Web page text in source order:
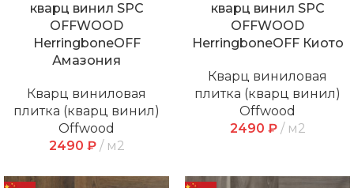
кварц винил SPC
OFFWOOD
HerringboneOFF
Амазония
Кварц виниловая
плитка (кварц винил)
Offwood
2490 ₽ м2
кварц винил SPC
OFFWOOD
HerringboneOFF Киото
Кварц виниловая
плитка (кварц винил)
Offwood
2490 ₽ м2